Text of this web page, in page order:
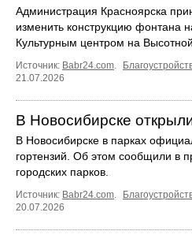
Администрация Красноярска
изменить конструкцию фонтана
Культурным центром на
Источник: Babr24.com.
21.07.2026
В Новосибирске
В Новосибирске в парках
гортензий. Об этом сообщили в
городских парков.
Источник: Babr24.com.
20.07.2026